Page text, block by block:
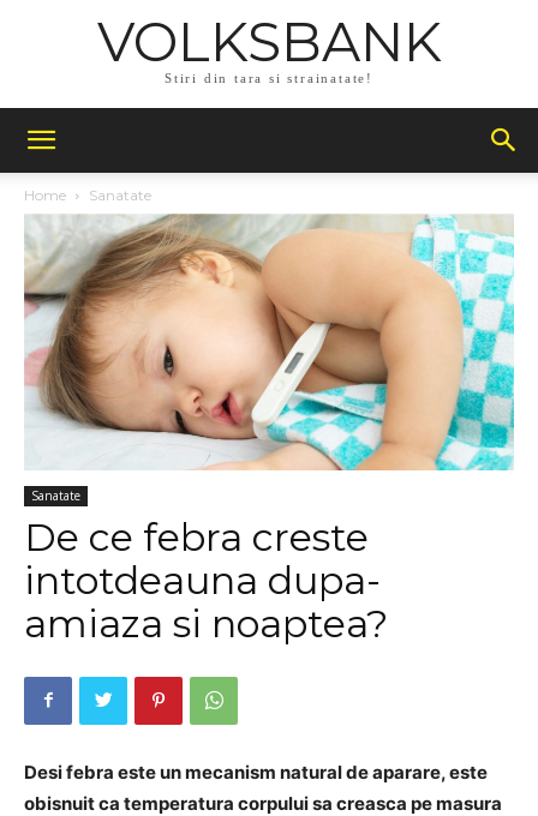
VOLKSBANK
Stiri din tara si strainatate!
Home Sanatate
Sanatate
De ce febra creste
intotdeauna dupa-
amiaza si noaptea?
Desi febra este un mecanism natural de aparare, este
obisnuit ca temperatura corpului sa creasca pe masura